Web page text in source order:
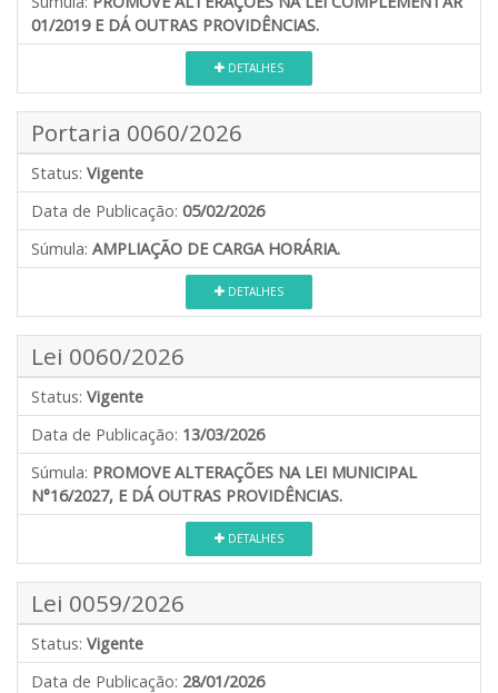
01/2019 E DÁ OUTRAS PROVIDÊNCIAS.
DETALHES
Portaria 0060/2026
Status: Vigente
Data de Publicação: 05/02/2026
Súmula: AMPLIAÇÃO DE CARGA HORÁRIA.
DETALHES
Lei 0060/2026
Status: Vigente
Data de Publicação: 13/03/2026
Súmula: PROMOVE ALTERAÇÕES NA LEI MUNICIPAL
N°16/2027, E DÁ OUTRAS PROVIDÊNCIAS.
DETALHES
Lei 0059/2026
Status: Vigente
Data de Publicação: 28/01/2026